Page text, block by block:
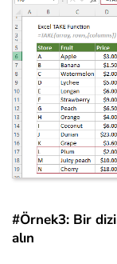
#Örnek3: Bir
alın